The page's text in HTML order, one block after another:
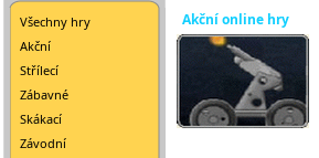
Všechny hry
Akční
Střílecí
Zábavné
Skákací
Závodní
Akční online hry